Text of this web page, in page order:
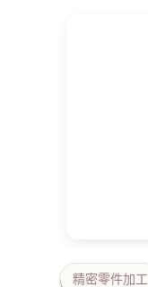
精密零件加工